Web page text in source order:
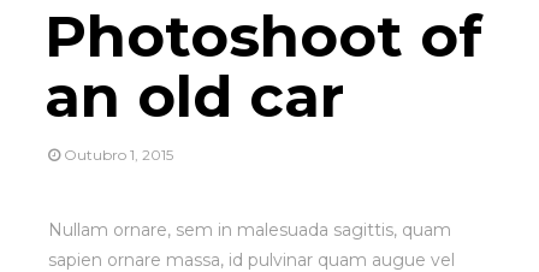
Photoshoot of
an old car
Outubro 1, 2015
Nullam ornare, sem in malesuada sagittis, quam
sapien ornare massa, id pulvinar quam augue vel